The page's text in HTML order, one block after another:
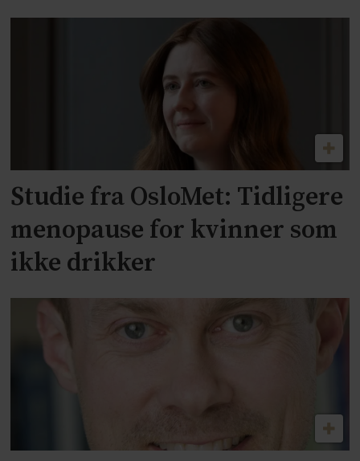
Studie fra OsloMet: Tidligere
menopause for kvinner som
ikke drikker